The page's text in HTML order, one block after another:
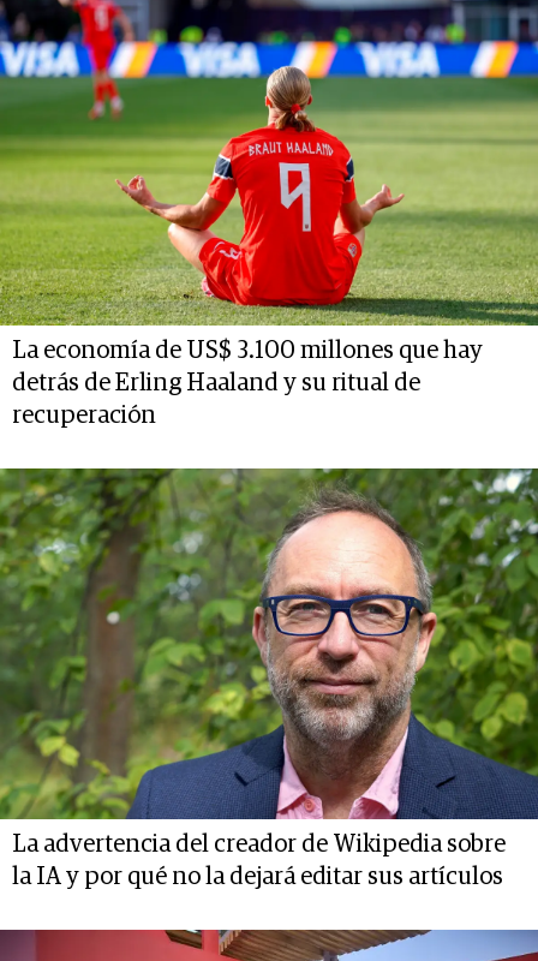
La economía de US$ 3.100 millones que hay
detrás de Erling Haaland y su ritual de
recuperación
La advertencia del creador de Wikipedia sobre
la IA y por qué no la dejará editar sus artículos